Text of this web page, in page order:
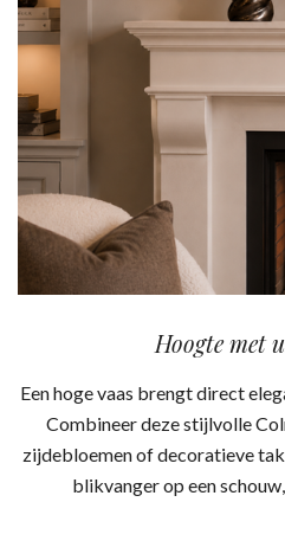
Hoogte met
Een hoge vaas brengt direct
Combineer deze stijlvolle
zijdebloemen of decoratieve
blikvanger op een